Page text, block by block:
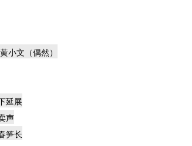
小文（偶然）
延展
声
笋长